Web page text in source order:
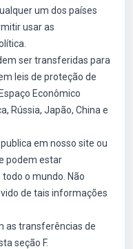
um dos países
usar as
ser transferidas para
leis de proteção de
Econômico
Rússia, Japão, China e
em nosso site ou
podem estar
o mundo. Não
de tais informações
as transferências de
seção F.